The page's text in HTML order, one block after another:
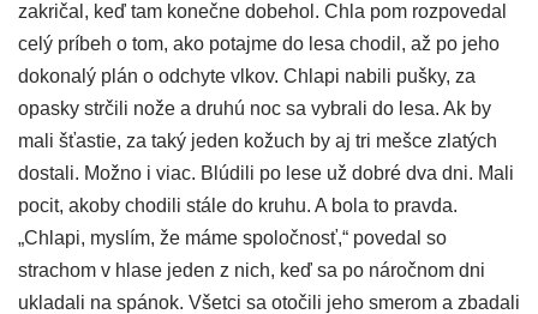
zakričal, keď tam konečne dobehol. Chla pom rozpovedal
celý príbeh o tom, ako potajme do lesa chodil, až po jeho
dokonalý plán o odchyte vlkov. Chlapi nabili pušky, za
opasky strčili nože a druhú noc sa vybrali do lesa. Ak by
mali šťastie, za taký jeden kožuch by aj tri mešce zlatých
dostali. Možno i viac. Blúdili po lese už dobré dva dni. Mali
pocit, akoby chodili stále do kruhu. A bola to pravda.
„Chlapi, myslím, že máme spoločnosť,“ povedal so
strachom v hlase jeden z nich, keď sa po náročnom dni
ukladali na spánok. Všetci sa otočili jeho smerom a zbadali